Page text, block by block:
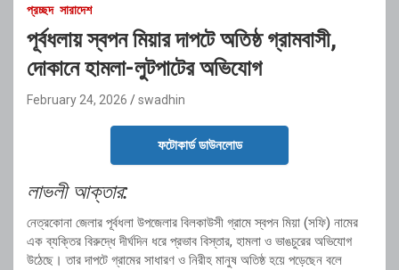
প্রচ্ছদ সারাদেশ
পূর্বধলায় স্বপন মিয়ার দাপটে অতিষ্ঠ গ্রামবাসী,
দোকানে হামলা-লুটপাটের অভিযোগ
February 24, 2026 swadhin
ফটোকার্ড ডাউনলোড
লাভলী আক্তার:
নেত্রকোনা জেলার পূর্বধলা উপজেলার বিলকাউসী গ্রামে স্বপন মিয়া (সফি) নামের
এক ব্যক্তির বিরুদ্ধে দীর্ঘদিন ধরে প্রভাব বিস্তার, হামলা ও ভাঙচুরের অভিযোগ
উঠেছে। তার দাপটে গ্রামের সাধারণ ও নিরীহ মানুষ অতিষ্ঠ হয়ে পড়েছেন বলে